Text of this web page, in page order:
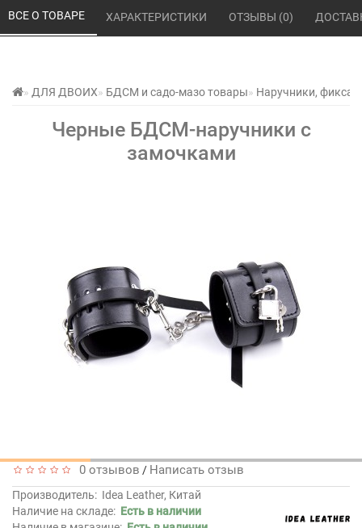
ДЛЯ ДВОИХ БДСМ и садо-мазо товары Наручники,
Черные БДСМ-наручники с
замочками
ВСЕ О ТОВАРЕ ХАРАКТЕРИСТИКИ ОТЗЫВЫ (0)
0 отзывов / Написать отзыв
Производитель: Idea Leather, Китай
Наличие на складе: Есть в наличии